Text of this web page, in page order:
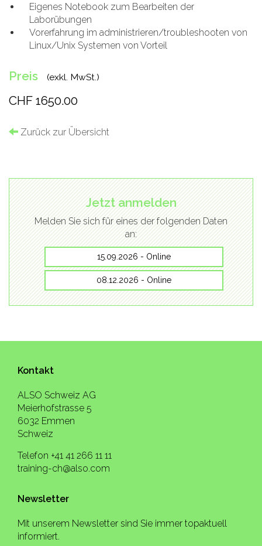
Eigenes Notebook zum Bearbeiten der
Laborübungen
Vorerfahrung im administrieren/troubleshooten von
Linux/Unix Systemen von Vorteil
Preis (exkl. MwSt.)
CHF 1650.00
Zurück zur Übersicht
Jetzt anmelden
Melden Sie sich für eines der folgenden Daten
an:
15.09.2026 - Online
08.12.2026 - Online
Kontakt
ALSO Schweiz AG
Meierhofstrasse 5
6032 Emmen
Schweiz
Telefon +41 41 266 11 11
training-ch@also.com
Newsletter
Mit unserem Newsletter sind Sie immer topaktuell
informiert.